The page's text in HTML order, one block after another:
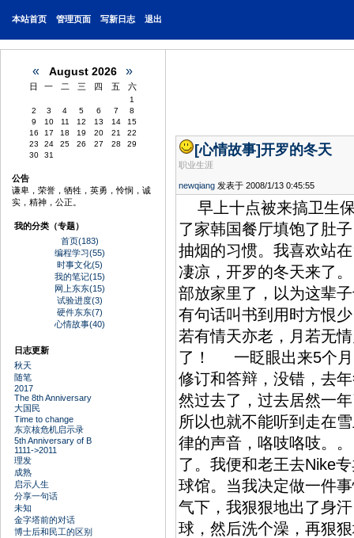
本站首页 管理页面 写新日志 退出
« August 2026 »
日 一 二 三 四 五 六
1
2
3 4 5 6 7
8
9
10 11 12 13 14
15
16
17 18 19 20 21
22
23
24 25 26 27 28
29
30
31
公告
谦卑，荣誉，牺牲，英勇，怜悯，诚
实，精神，公正。
我的分类（专题）
首页(183)
编程学习(55)
时事文化(5)
我的笔记(15)
网上东东(15)
试验进度(3)
硬件东东(7)
心情故事(40)
日志更新
秋天
随笔
2017
The 8th Anniversary
大国民
Time to change
东京核危机启示录
5th Anniversary of B
1111->2011
理发
成熟
启示人生
分享一句话
未知
金字塔前的对话
博士后和民工的区别
[心情故事]开罗的冬天
职业生涯
newqiang 发表于 2008/1/13 0:45:55
早上十点被来搞卫生
了家韩国餐厅填饱了肚
抽烟的习惯。我喜欢站
凄凉，开罗的冬天来了
部放家里了，以为这辈
有句话叫书到用时方恨
若有情天亦老，月若无
了！ 一眨眼出来5个月
修订和答辩，没错，去
然过去了，过去居然一
所以也就不能听到走在
律的声音，咯吱咯吱。
了。我便和老王去Nike
球馆。当我决定做一件
气下，我狠狠地出了身
球，然后洗个澡，再狠